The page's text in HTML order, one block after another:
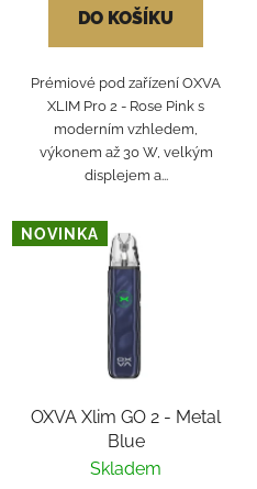
DO KOŠÍKU
Prémiové pod zařízení OXVA
XLIM Pro 2 - Rose Pink s
moderním vzhledem,
výkonem až 30 W, velkým
displejem a...
NOVINKA
OXVA Xlim GO 2 - Metal
Blue
Skladem